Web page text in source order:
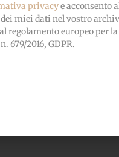
privacye acconsento
miei dati nel vostro
regolamento europeo per
679/2016, GDPR.